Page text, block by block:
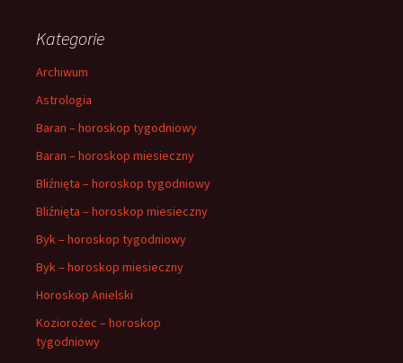
Kategorie
Archiwum
Astrologia
Baran – horoskop tygodniowy
Baran – horoskop miesieczny
Bliźnięta – horoskop tygodniowy
Bliźnięta – horoskop miesieczny
Byk – horoskop tygodniowy
Byk – horoskop miesieczny
Horoskop Anielski
Koziorożec – horoskop
tygodniowy